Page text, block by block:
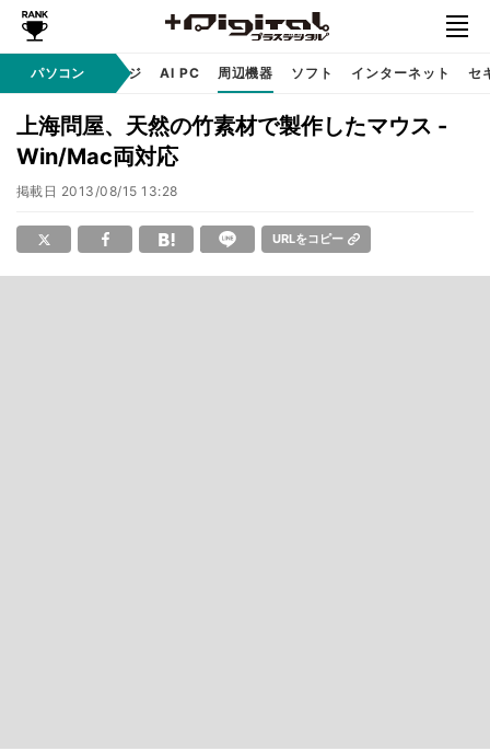
パソコン
自作 / テクノロジ AI PC 周辺機器 ソフト インターネット セ
上海問屋、天然の竹素材で製作したマウス -
Win/Mac両対応
掲載日 2013/08/15 13:28
URLをコピー